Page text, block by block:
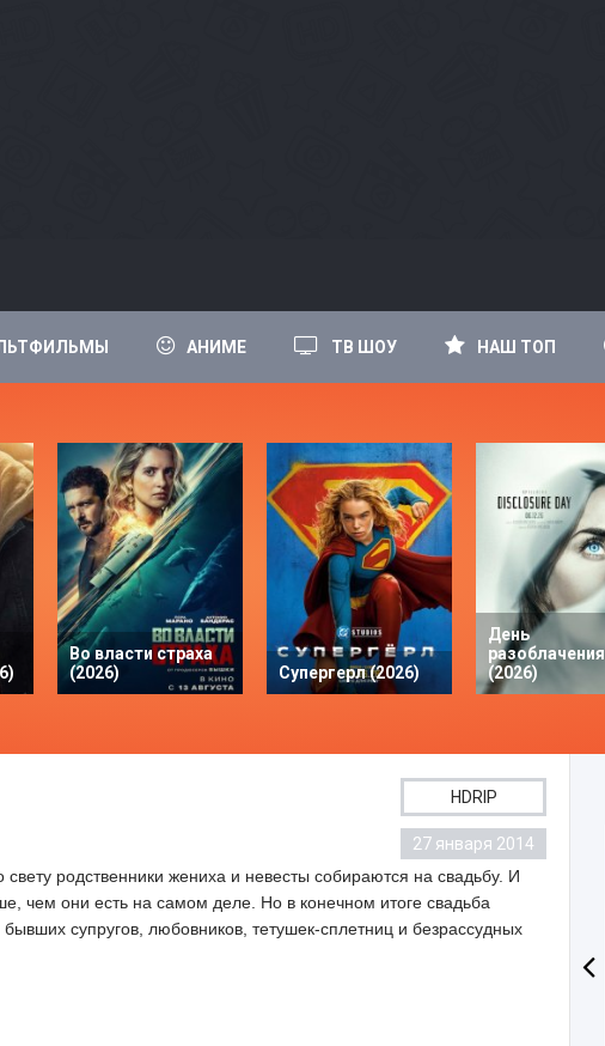
АНИМЕ ТВ ШОУ НАШ ТОП
Во власти страха
(2026)
Супергерл (2026)
День
разоблачения
(2026)
HDRIP
27 января 2014
родственники жениха и невесты собираются на свадьбу. И
чем они есть на самом деле. Но в конечном итоге свадьба
супругов, любовников, тетушек-сплетниц и безрассудных